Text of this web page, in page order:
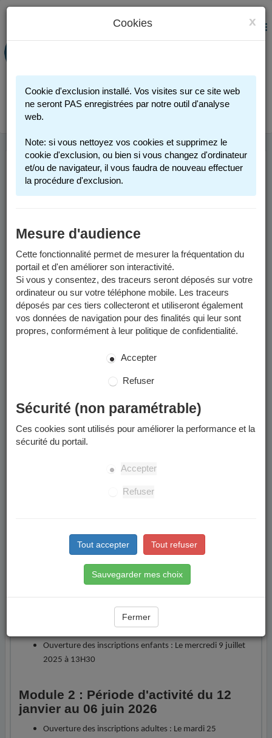
PORTAIL FAMILLE
Connexion
MENU
ACTIVITÉS
SPORTIVES 2025-
2026
Les activités sportives proposées par la Ville de Grenoble sont
encadrées par des professionnels de la ville (ETAPS et MNS).
Activités sportives -
2025/2026
Toutes les programmations et informations utiles des
modules et des stages se trouvent dans les documents à
Stages sportifs des vacances d'été
Les inscriptions aux stages sportifs de cet été (stages
au 21/08) seront possibles à partir du lundi 1er juin sur le
Retrouvez les informations utiles dans les "documents à
Module 1 : Période d'activité du 8
septembre au 20 décembre 2025
Ouverture des inscriptions adultes : Le mardi 8 juillet
Ouverture des inscriptions enfants : Le mercredi 9 juillet
2025 à 13H30
Module 2 : Période d'activité du 12
janvier au 06 juin 2026
Ouverture des inscriptions adultes : Le mardi 25
x
Cookies
Cookie d'exclusion installé. Vos visites sur ce site web
ne seront PAS enregistrées par notre outil d'analyse
web.
Note: si vous nettoyez vos cookies et supprimez le
cookie d'exclusion, ou bien si vous changez d'ordinateur
et/ou de navigateur, il vous faudra de nouveau effectuer
la procédure d'exclusion.
Mesure d'audience
Cette fonctionnalité permet de mesurer la fréquentation du
portail et d'en améliorer son interactivité.
Si vous y consentez, des traceurs seront déposés sur votre
ordinateur ou sur votre téléphone mobile. Les traceurs
déposés par ces tiers collecteront et utiliseront également
vos données de navigation pour des finalités qui leur sont
propres, conformément à leur politique de confidentialité.
Accepter
Refuser
Sécurité (non paramétrable)
Ces cookies sont utilisés pour améliorer la performance et la
sécurité du portail.
Accepter
Refuser
Tout accepter Tout refuser
Sauvegarder mes choix
Fermer